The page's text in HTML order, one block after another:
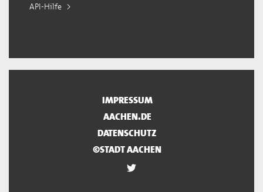
API-Hilfe
IMPRESSUM
AACHEN.DE
DATENSCHUTZ
©STADT AACHEN